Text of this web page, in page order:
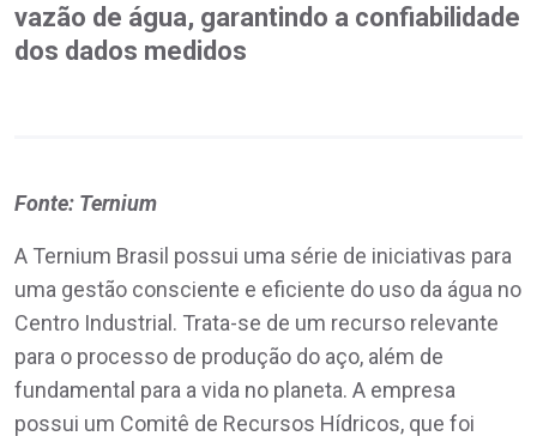
vazão de água, garantindo a confiabilidade
dos dados medidos
Fonte: Ternium
A Ternium Brasil possui uma série de iniciativas para
uma gestão consciente e eficiente do uso da água no
Centro Industrial. Trata-se de um recurso relevante
para o processo de produção do aço, além de
fundamental para a vida no planeta. A empresa
possui um Comitê de Recursos Hídricos, que foi